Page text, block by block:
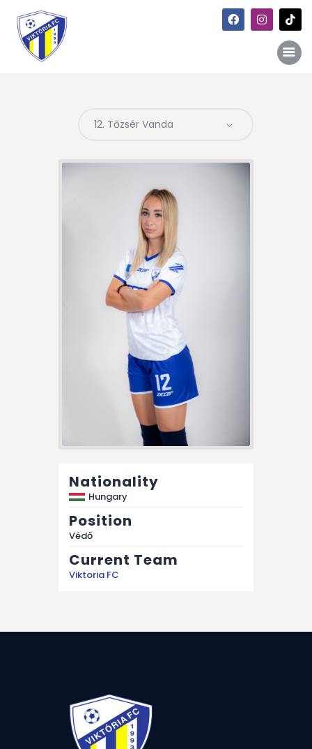
Galéria
Szponzori kiajánlás
Nationality
Hungary
Position
Védő
Current Team
Viktoria FC